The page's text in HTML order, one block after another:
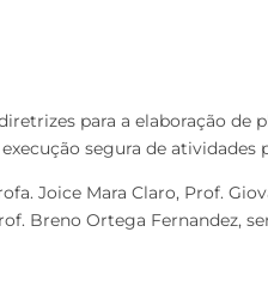
para a elaboração de
segura de atividades
Joice Mara Claro, Prof.
Breno Ortega Fernandez,